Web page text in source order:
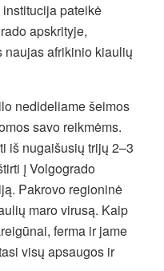
pateikė
apskrityje,
naujas afrikinio kiaulių
nedideliame šeimos
savo reikmėms.
iš nugaišusių trijų 2–3
į Volgogrado
Pakrovo regioninė
maro virusą. Kaip
ferma ir jame
visų apsaugos ir